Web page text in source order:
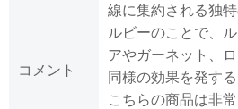
コメント
線に集約される独
ルビーのことで、
アやガーネット、
同様の効果を発す
こちらの商品は非